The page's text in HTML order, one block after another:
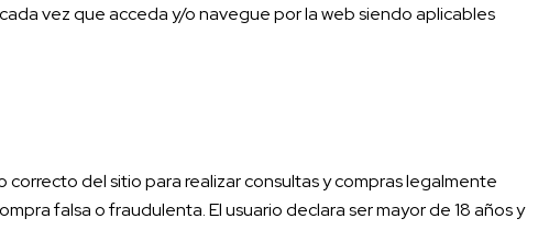
vez que acceda y/o navegue por la web siendo aplicables
del sitio para realizar consultas y compras legalmente
falsa o fraudulenta. El usuario declara ser mayor de 18 años y